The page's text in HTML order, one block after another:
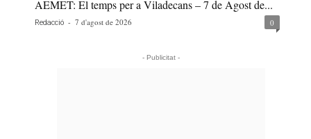
AEMET: El temps per a Viladecans – 7 de Agost de...
Redacció - 7 d'agost de 2026 0
- Publicitat -